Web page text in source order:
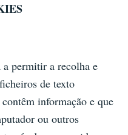
a permitir a recolha e
de texto
informação e que
ou outros